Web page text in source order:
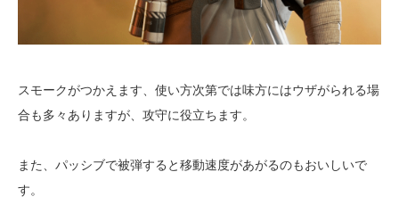
スモークがつかえます、使い方次第では味方にはウザがられる場
合も多々ありますが、攻守に役立ちます。
また、パッシブで被弾すると移動速度があがるのもおいしいで
す。